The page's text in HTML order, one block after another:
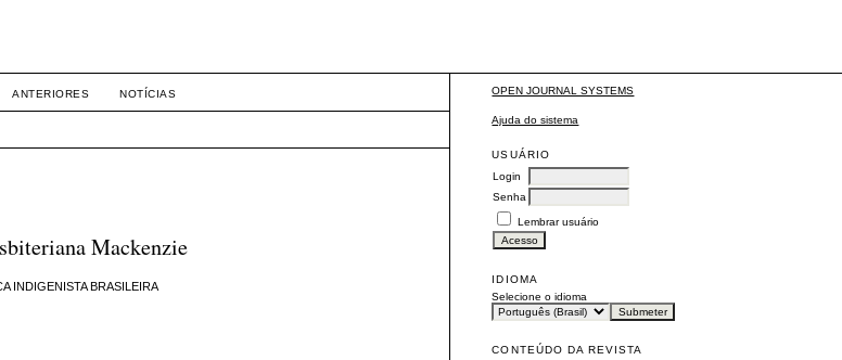
OPEN JOURNAL SYSTEMS
Ajuda do sistema
USUÁRIO
Login
Senha
Lembrar usuário
IDIOMA
Selecione o idioma
CONTEÚDO DA REVISTA
ANTERIORES NOTÍCIAS
Mackenzie
INDIGENISTA BRASILEIRA